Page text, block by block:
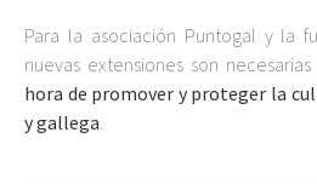
Para la asociación Puntogal y la
nuevas extensiones son
hora de promover y proteger la
y gallega.